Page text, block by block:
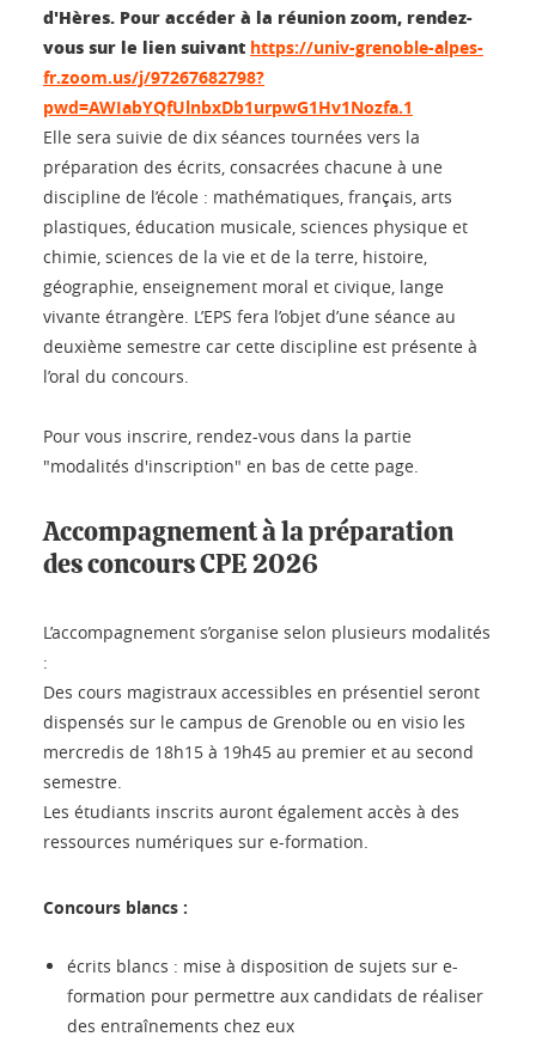
d'Hères. Pour accéder à la réunion zoom, rendez-
vous sur le lien suivant https://univ-grenoble-alpes-
fr.zoom.us/j/97267682798?
pwd=AWIabYQfUlnbxDb1urpwG1Hv1Nozfa.1
Elle sera suivie de dix séances tournées vers la
préparation des écrits, consacrées chacune à une
discipline de l’école : mathématiques, français, arts
plastiques, éducation musicale, sciences physique et
chimie, sciences de la vie et de la terre, histoire,
géographie, enseignement moral et civique, lange
vivante étrangère. L’EPS fera l’objet d’une séance au
deuxième semestre car cette discipline est présente à
l’oral du concours.
Pour vous inscrire, rendez-vous dans la partie
"modalités d'inscription" en bas de cette page.
Accompagnement à la préparation
des concours CPE 2026
L’accompagnement s’organise selon plusieurs modalités
:
Des cours magistraux accessibles en présentiel seront
dispensés sur le campus de Grenoble ou en visio les
mercredis de 18h15 à 19h45 au premier et au second
semestre.
Les étudiants inscrits auront également accès à des
ressources numériques sur e-formation.
Concours blancs :
écrits blancs : mise à disposition de sujets sur e-
formation pour permettre aux candidats de réaliser
des entraînements chez eux